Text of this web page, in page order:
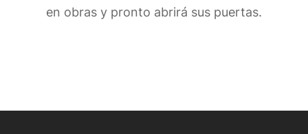
en obras y pronto abrirá sus puertas.